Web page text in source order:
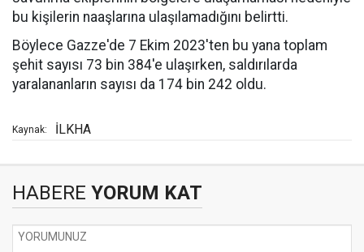
bu kişilerin naaşlarına ulaşılamadığını belirtti.
Böylece Gazze'de 7 Ekim 2023'ten bu yana toplam
şehit sayısı 73 bin 384'e ulaşırken, saldırılarda
yaralananların sayısı da 174 bin 242 oldu.
Kaynak: İLKHA
HABERE YORUM KAT